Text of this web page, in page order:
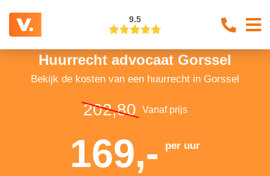
9.5
Huurrecht advocaat Gorssel
Bekijk de kosten van een huurrecht in Gorssel
202,80 Vanaf prijs
169,- per uur